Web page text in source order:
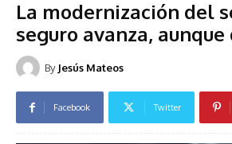
La modernización del
seguro avanza, aunque
By Jesús Mateos
Facebook Twitter